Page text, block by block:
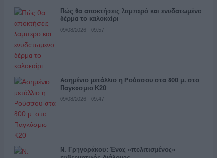
Πώς θα αποκτήσεις λαμπερό και ενυδατωμένο
δέρμα το καλοκαίρι
09/08/2026 - 09:57
Ασημένιο μετάλλιο η Ρούσσου στα 800 μ. στο
Παγκόσμιο Κ20
09/08/2026 - 09:47
Ν. Γρηγοράκου: Ένας «πολιτισμένος»